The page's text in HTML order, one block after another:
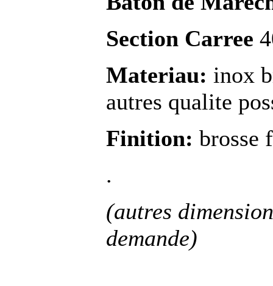
Section Carree
Materiau: inox
autres qualite
Finition: brosse
.
(autres
demande)